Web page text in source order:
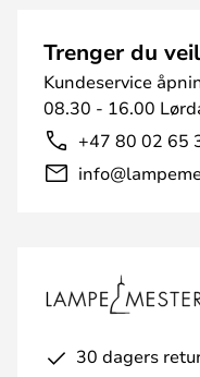
Trenger du
Kundeservice
08.30 - 16.00
+47 80 02 65
30 dagers